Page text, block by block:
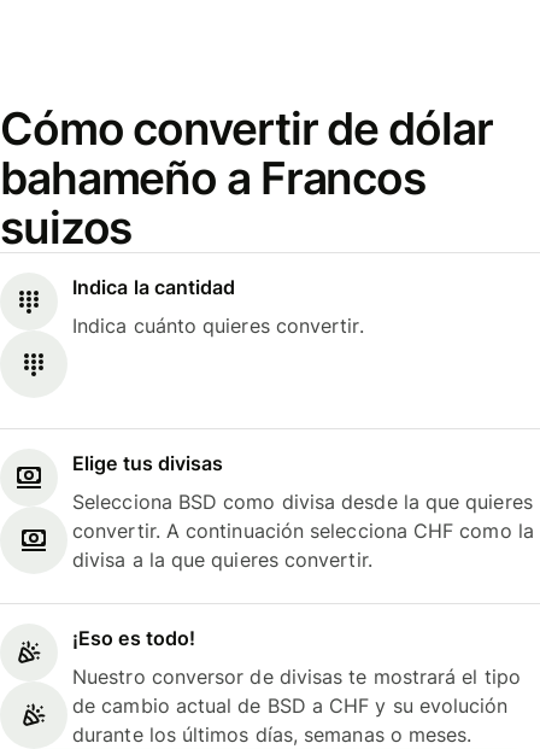
Cómo convertir de dólar
bahameño a Francos
suizos
Indica la cantidad
Indica cuánto quieres convertir.
Elige tus divisas
Selecciona BSD como divisa desde la que quieres
convertir. A continuación selecciona CHF como la
divisa a la que quieres convertir.
¡Eso es todo!
Nuestro conversor de divisas te mostrará el tipo
de cambio actual de BSD a CHF y su evolución
durante los últimos días, semanas o meses.